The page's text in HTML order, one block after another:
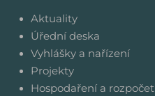
Aktuality
Úřední deska
Vyhlášky a nařízení
Projekty
Hospodaření a rozpočet